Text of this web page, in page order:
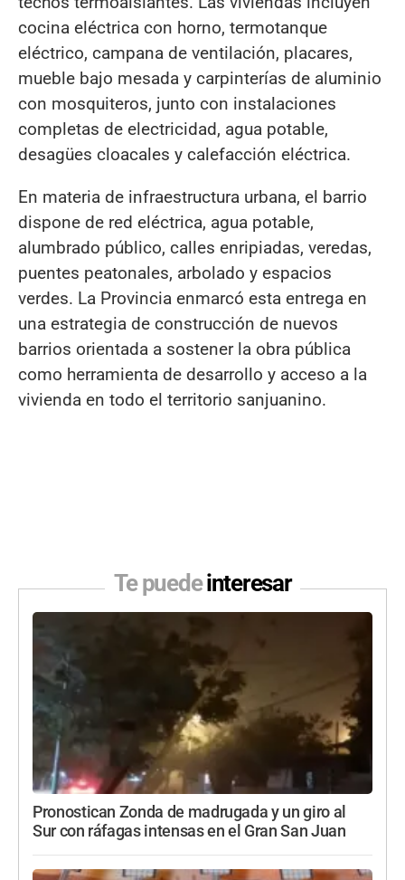
cocina eléctrica con horno, termotanque
eléctrico, campana de ventilación, placares,
mueble bajo mesada y carpinterías de aluminio
con mosquiteros, junto con instalaciones
completas de electricidad, agua potable,
desagües cloacales y calefacción eléctrica.
En materia de infraestructura urbana, el barrio
dispone de red eléctrica, agua potable,
alumbrado público, calles enripiadas, veredas,
puentes peatonales, arbolado y espacios
verdes. La Provincia enmarcó esta entrega en
una estrategia de construcción de nuevos
barrios orientada a sostener la obra pública
como herramienta de desarrollo y acceso a la
vivienda en todo el territorio sanjuanino.
Te puedeinteresar
Pronostican Zonda de madrugada y un giro al
Sur con ráfagas intensas en el Gran San Juan